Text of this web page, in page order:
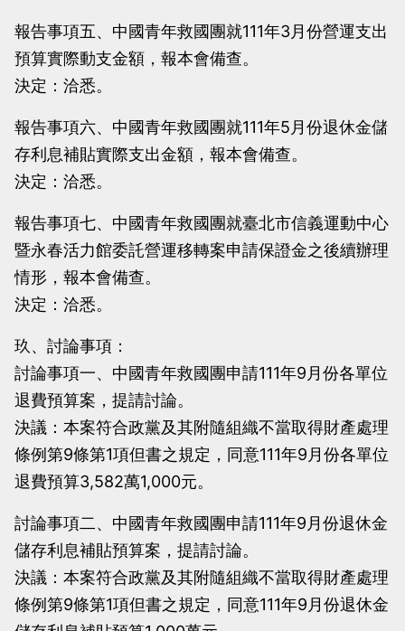
報告事項五、中國青年救國團就111年3月份營運支出
預算實際動支金額，報本會備查。
決定：洽悉。
報告事項六、中國青年救國團就111年5月份退休金儲
存利息補貼實際支出金額，報本會備查。
決定：洽悉。
報告事項七、中國青年救國團就臺北市信義運動中心
暨永春活力館委託營運移轉案申請保證金之後續辦理
情形，報本會備查。
決定：洽悉。
玖、討論事項：
討論事項一、中國青年救國團申請111年9月份各單位
退費預算案，提請討論。
決議：本案符合政黨及其附隨組織不當取得財產處理
條例第9條第1項但書之規定，同意111年9月份各單位
退費預算3,582萬1,000元。
討論事項二、中國青年救國團申請111年9月份退休金
儲存利息補貼預算案，提請討論。
決議：本案符合政黨及其附隨組織不當取得財產處理
條例第9條第1項但書之規定，同意111年9月份退休金